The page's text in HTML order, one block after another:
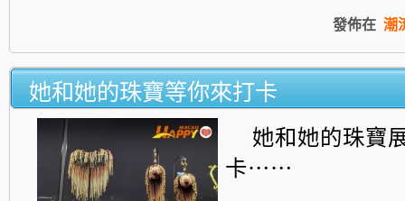
發佈在 潮
她和她的珠寶等你來打卡
她和她的珠寶
卡⋯⋯